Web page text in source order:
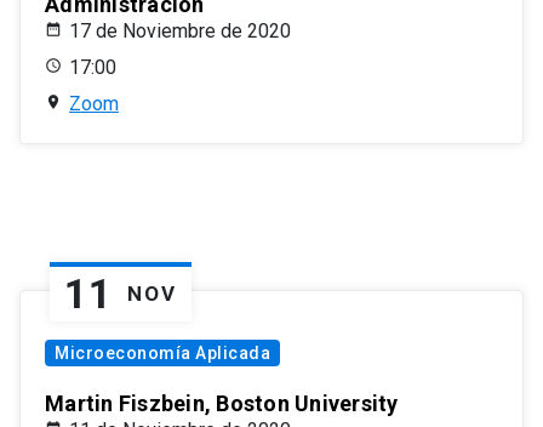
17 de Noviembre de 2020
17:00
Zoom
11 NOV
Microeconomía Aplicada
Martin Fiszbein, Boston University